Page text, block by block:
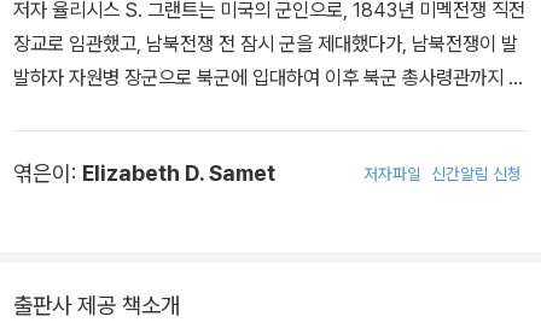
저자 율리시스 S. 그랜트는 미국의 군인으로, 1843년 미멕전쟁 직전
장교로 임관했고, 남북전쟁 전 잠시 군을 제대했다가, 남북전쟁이 발
발하자 자원병 장군으로 북군에 입대하여 이후 북군 총사령관까지 올
R. 그랜트와 한나 S. 그랜트의 아들로 태어나, 미국의 육군사관학교
중위 계급으로 전쟁을 마쳤습니다. 미멕전쟁 종전 이후에는 군을 제
엮은이: Elizabeth D. Samet 저자파일 신간알림 신청
출판사 제공 책소개